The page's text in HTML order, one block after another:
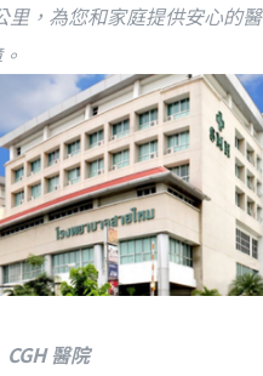
里，為您和家庭提供安心的醫
醫院